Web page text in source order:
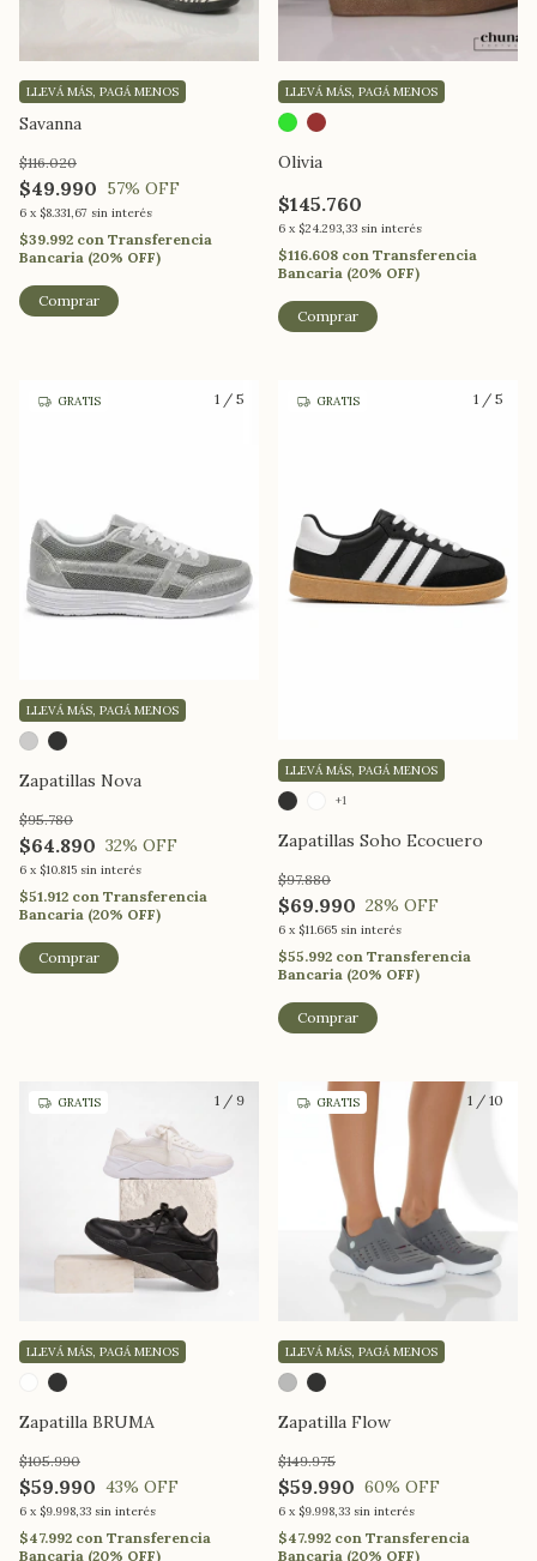
Savanna
$49.990
$116.020
57% OFF
6 x $8.331,67 sin interés
LLEVÁ MÁS, PAGÁ MENOS
$39.992 con Transferencia
Bancaria (20% OFF)
Comprar
Olivia
$145.760
6 x $24.293,33 sin interés
LLEVÁ MÁS, PAGÁ MENOS
$116.608 con Transferencia
Bancaria (20% OFF)
Comprar
1 / 5
GRATIS
Zapatillas Nova
$64.890
$95.780
32% OFF
6 x $10.815 sin interés
LLEVÁ MÁS, PAGÁ MENOS
$51.912 con Transferencia
Bancaria (20% OFF)
Comprar
1 / 5
GRATIS
Zapatillas Soho Ecocuero
$69.990
$97.880
28% OFF
6 x $11.665 sin interés
LLEVÁ MÁS, PAGÁ MENOS
$55.992 con Transferencia
Bancaria (20% OFF)
+1
Comprar
1 / 9
GRATIS
Zapatilla BRUMA
$59.990
$105.990
43% OFF
6 x $9.998,33 sin interés
LLEVÁ MÁS, PAGÁ MENOS
$47.992 con Transferencia
Bancaria (20% OFF)
1 / 10
GRATIS
Zapatilla Flow
$59.990
$149.975
60% OFF
6 x $9.998,33 sin interés
LLEVÁ MÁS, PAGÁ MENOS
$47.992 con Transferencia
Bancaria (20% OFF)